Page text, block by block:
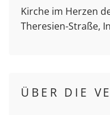
Kirche im Herzen
Theresien-Straße,
ÜBER DIE